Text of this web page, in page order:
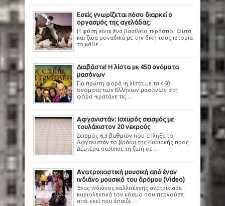
Εσείς γνωρίζεται πόσο διαρκεί ο
οργασμός της αγελάδας;
Η φύση είναι ένα βασίλειο τεράστιο. Φυτά
και ζώα μοναδικά με την δική τους ιστορία
το κάθε ...
Διαβάστε! Η λίστα με 450 ονόματα
μασόνων
Για πρώτη φορά -η λίστα με τα 450
ονόματα των Ελλήνων μασόνων στη
φόρα -κρατάνε τις ...
Αφγανιστάν: Ισχυρός σεισμός με
τουλάχιστον 20 νεκρούς
Σεισμός 6,3 βαθμών που έπληξε το
Αφγανιστάν το βράδυ της Κυριακής προς
Δευτέρα στοίχισε τη ζωή σε ...
Ανατριχιαστική μουσική από έναν
ινδιάνο μουσικό του δρόμου (Video)
Ένας ινδιάνος καλλιτέχνης ανατρίχιασε
κυριολεκτικά τον κόσμο που περνούσε
από εκεί που έπαιζε ...